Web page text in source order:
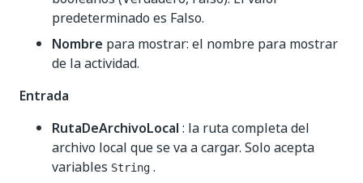
predeterminado es Falso.
Nombre para mostrar: el nombre para mostrar
de la actividad.
Entrada
RutaDeArchivoLocal : la ruta completa del
archivo local que se va a cargar. Solo acepta
variables String .